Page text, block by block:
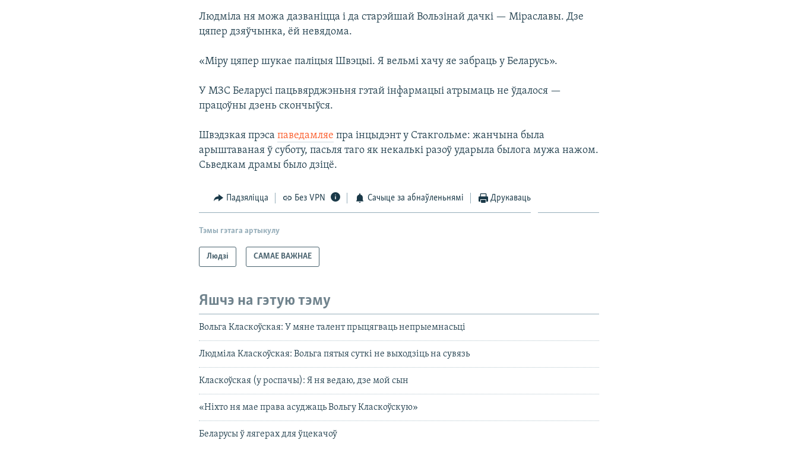
Людміла ня можа дазваніцца і да старэйшай Вользінай дачкі — Міраславы. Дзе
цяпер дзяўчынка, ёй невядома.
«Міру цяпер шукае паліцыя Швэцыі. Я вельмі хачу яе забраць у Беларусь».
У МЗС Беларусі пацьвярджэньня гэтай інфармацыі атрымаць не ўдалося —
працоўны дзень скончыўся.
Швэдзкая прэсапаведамляе пра інцыдэнт у Стакгольме: жанчына была
арыштаваная ў суботу, пасьля таго як некалькі разоў ударыла былога мужа нажом.
Сьведкам драмы было дзіцё.
Падзяліцца Без VPN Сачыце за абнаўленьнямі Друкаваць
Тэмы гэтага артыкулу
Людзі САМАЕ ВАЖНАЕ
Яшчэ на гэтую тэму
Вольга Класкоўская: У мяне талент прыцягваць непрыемнасьці
Людміла Класкоўская: Вольга пятыя суткі не выходзіць на сувязь
Класкоўская (у роспачы): Я ня ведаю, дзе мой сын
«Ніхто ня мае права асуджаць Вольгу Класкоўскую»
Беларусы ў лягерах для ўцекачоў